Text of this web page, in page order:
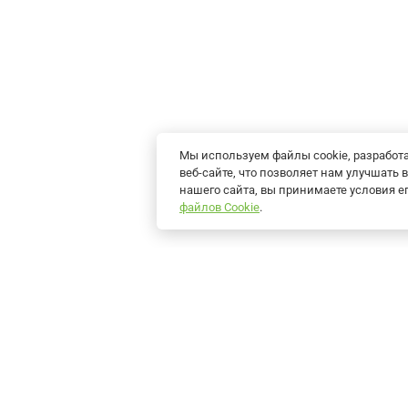
Мы используем файлы cookie,
веб-сайте, что позволяет нам
нашего сайта, вы принимаете условия
файлов Cookie.